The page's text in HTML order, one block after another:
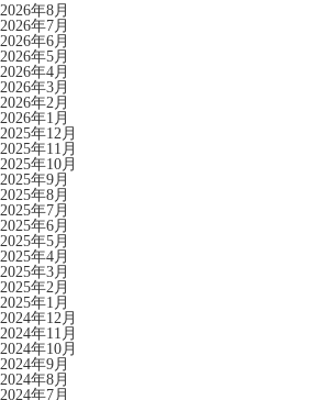
2026年8月
2026年7月
2026年6月
2026年5月
2026年4月
2026年3月
2026年2月
2026年1月
2025年12月
2025年11月
2025年10月
2025年9月
2025年8月
2025年7月
2025年6月
2025年5月
2025年4月
2025年3月
2025年2月
2025年1月
2024年12月
2024年11月
2024年10月
2024年9月
2024年8月
2024年7月